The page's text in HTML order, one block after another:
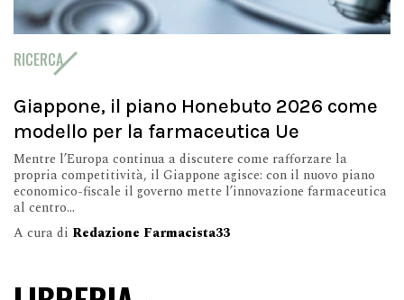
RICERCA
Giappone, il piano Honebuto 2026 come
modello per la farmaceutica Ue
Mentre l’Europa continua a discutere come rafforzare la
propria competitività, il Giappone agisce: con il nuovo piano
economico-fiscale il governo mette l’innovazione farmaceutica
al centro...
A cura di Redazione Farmacista33